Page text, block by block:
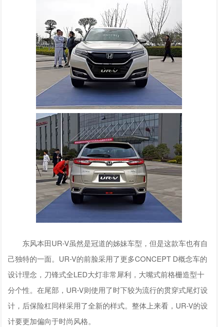
东风本田UR-V虽然是冠道的姊妹车型，但是这款车也有自
己独特的一面。UR-V的前脸采用了更多CONCEPT D概念车的
设计理念，刀锋式全LED大灯非常犀利，大嘴式前格栅造型十
分个性。在尾部，UR-V则使用了时下较为流行的贯穿式尾灯设
计，后保险杠同样采用了全新的样式。整体上来看，UR-V的设
计要更加偏向于时尚风格。